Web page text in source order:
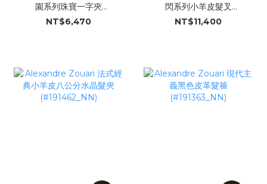
園系列珠寶一字夾
(#29112_DD)
NT$6,470
閃系列小羊皮髮叉
(#191489_NN)
NT$11,400